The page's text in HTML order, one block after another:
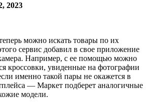
2023
можно искать товары по их
сервис добавил в свое приложение
Например, с ее помощью можно
кроссовки, увиденные на фотографии
именно такой пары не окажется в
— Маркет подберет аналогичные
модели.